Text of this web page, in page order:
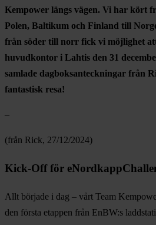
Kempower längs vägen. Vi har kört
Polen, Baltikum och Finland till
från söder till norr fick vi möjlighet
huvudkontor i Lahtis den 31
samlade dagboksanteckningar från
fantastisk resa!
–
(från Rick, 27/12/2024)
Kick-Off för
Allt började i dag – vårt Team
den första etappen från EnBW:s